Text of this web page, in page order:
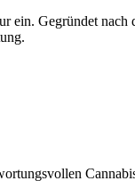
Gegründet nach